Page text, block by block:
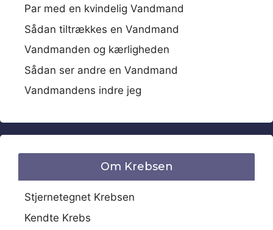
Par med en kvindelig Vandmand
Sådan tiltrækkes en Vandmand
Vandmanden og kærligheden
Sådan ser andre en Vandmand
Vandmandens indre jeg
Om Krebsen
Stjernetegnet Krebsen
Kendte Krebs